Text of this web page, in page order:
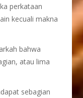
perkataan
kecuali makna
bahwa
atau lima
sebagian